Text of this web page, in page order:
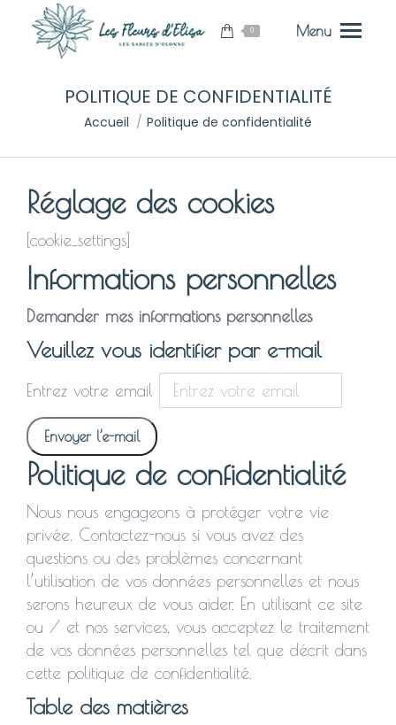
Menu
0
POLITIQUE DE CONFIDENTIALITÉ
Vous êtes ici :
Accueil Politique de confidentialité
Réglage des cookies
[cookie_settings]
Informations personnelles
Demander mes informations personnelles
Veuillez vous identifier par e-mail
Entrez votre email
Politique de confidentialité
Nous nous engageons à protéger votre vie
privée. Contactez-nous si vous avez des
questions ou des problèmes concernant
l’utilisation de vos données personnelles et nous
serons heureux de vous aider. En utilisant ce site
ou / et nos services, vous acceptez le traitement
de vos données personnelles tel que décrit dans
cette politique de confidentialité.
Table des matières